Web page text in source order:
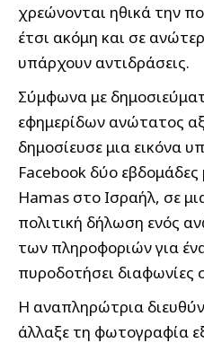
χρεώνονται ηθικά την
έτσι ακόμη και σε
υπάρχουν αντιδράσεις.
Σύμφωνα με
εφημερίδων ανώτατος
δημοσίευσε μια εικόνα
Facebook δύο
Hamas στο Ισραήλ, σε
πολιτική δήλωση ενός
των πληροφοριών για
πυροδοτήσει διαφωνίες
Η αναπληρώτρια
άλλαξε τη φωτογραφία